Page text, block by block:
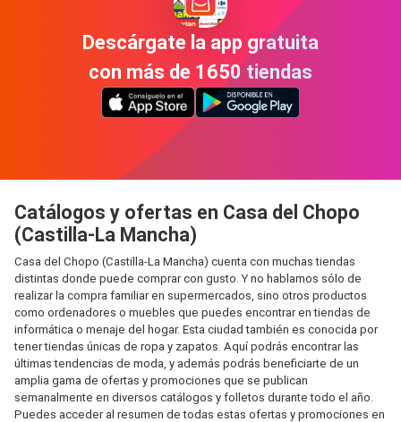
Descárgate la app gratuita
con más de 1650 tiendas
Catálogos y ofertas en Casa del Chopo
(Castilla-La Mancha)
Casa del Chopo (Castilla-La Mancha) cuenta con muchas tiendas
distintas donde puede comprar con gusto. Y no hablamos sólo de
realizar la compra familiar en supermercados, sino otros productos
como ordenadores o muebles que puedes encontrar en tiendas de
informática o menaje del hogar. Esta ciudad también es conocida por
tener tiendas únicas de ropa y zapatos. Aquí podrás encontrar las
últimas tendencias de moda, y además podrás beneficiarte de un
amplia gama de ofertas y promociones que se publican
semanalmente en diversos catálogos y folletos durante todo el año.
Puedes acceder al resumen de todas estas ofertas y promociones en